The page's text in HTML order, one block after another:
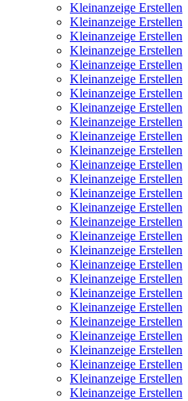
Kleinanzeige Erstellen
Kleinanzeige Erstellen
Kleinanzeige Erstellen
Kleinanzeige Erstellen
Kleinanzeige Erstellen
Kleinanzeige Erstellen
Kleinanzeige Erstellen
Kleinanzeige Erstellen
Kleinanzeige Erstellen
Kleinanzeige Erstellen
Kleinanzeige Erstellen
Kleinanzeige Erstellen
Kleinanzeige Erstellen
Kleinanzeige Erstellen
Kleinanzeige Erstellen
Kleinanzeige Erstellen
Kleinanzeige Erstellen
Kleinanzeige Erstellen
Kleinanzeige Erstellen
Kleinanzeige Erstellen
Kleinanzeige Erstellen
Kleinanzeige Erstellen
Kleinanzeige Erstellen
Kleinanzeige Erstellen
Kleinanzeige Erstellen
Kleinanzeige Erstellen
Kleinanzeige Erstellen
Kleinanzeige Erstellen